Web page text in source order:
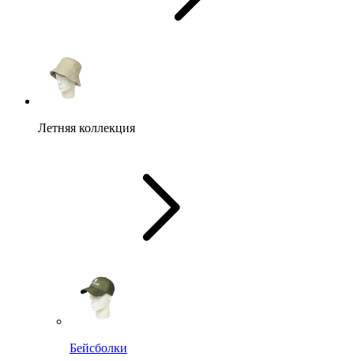
Летняя коллекция
Бейсболки